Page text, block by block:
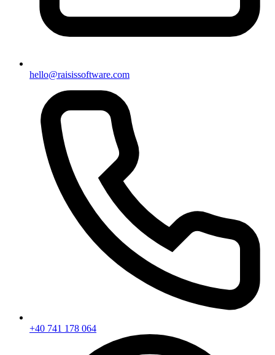
hello@raisissoftware.com
+40 741 178 064